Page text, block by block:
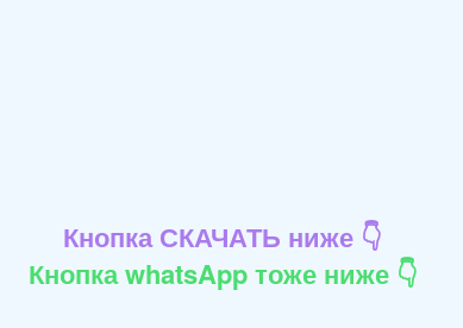
Кнопка СКАЧАТЬ ниже 👇
Кнопка whatsApp тоже ниже 👇